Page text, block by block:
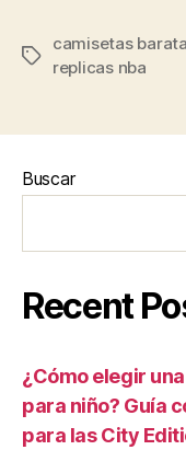
Etiquetas
camisetas
replicas nba
Buscar
Recent
¿Cómo elegir
para niño? Guía
para las City